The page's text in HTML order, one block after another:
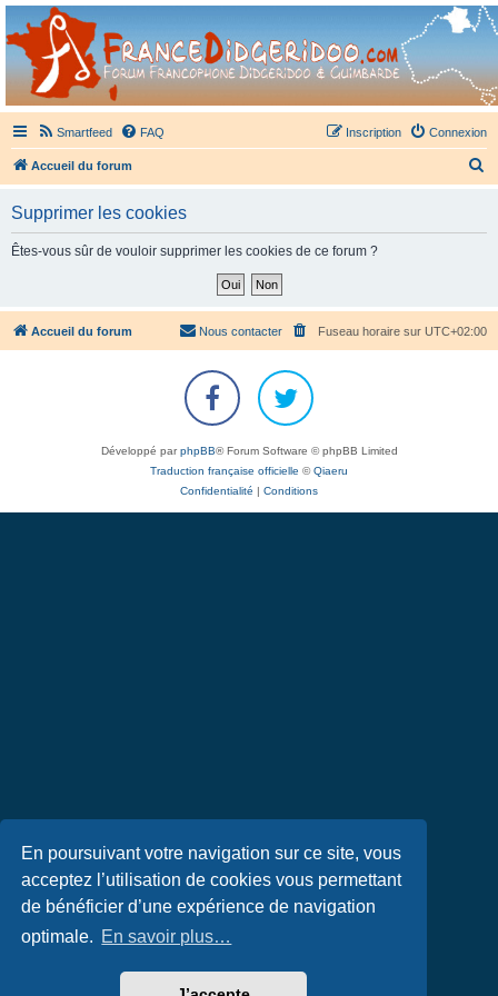
En poursuivant votre navigation sur ce site, vous
acceptez l’utilisation de cookies vous permettant
de bénéficier d’une expérience de navigation
optimale. En savoir plus…
France Didgeridoo
Didgeridoo et Guimbarde sur France Didgeridoo - retrouvez la communauté.
Smartfeed FAQ Connexion
Inscription
Accueil du forum
c
h
Supprimer les cookies
Êtes-vous sûr de vouloir supprimer les cookies de ce forum ?
Accueil du forum Fuseau horaire sur UTC+02:00
Nous contacter
Développé parphpBB® Forum Software © phpBB Limited
Traduction française officielle ©Qiaeru
Confidentialité
Conditions